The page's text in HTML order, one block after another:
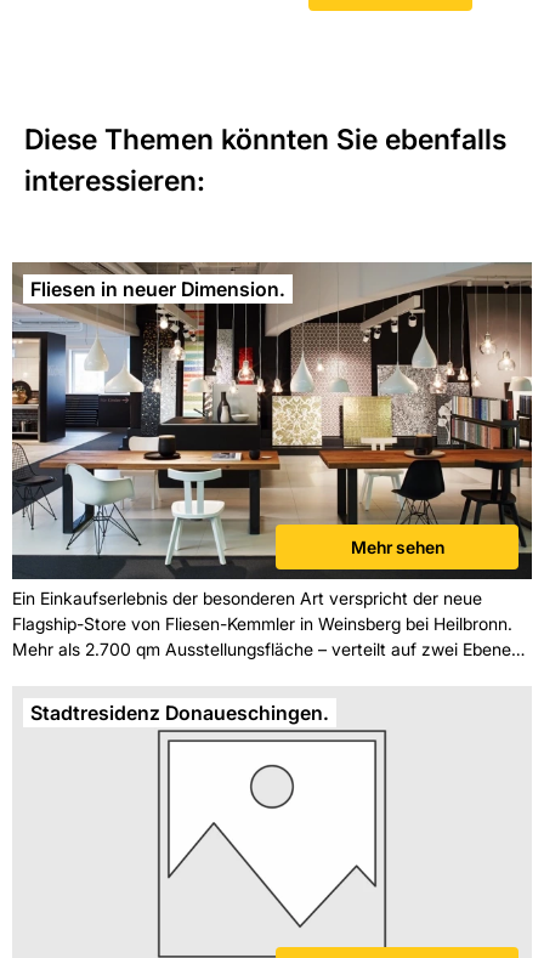
Diese Themen könnten Sie ebenfalls
interessieren:
Fliesen in neuer Dimension.
Mehr sehen
Ein Einkaufserlebnis der besonderen Art verspricht der neue
Flagship-Store von Fliesen-Kemmler in Weinsberg bei Heilbronn.
Mehr als 2.700 qm Ausstellungsfläche – verteilt auf zwei Ebenen
Stadtresidenz Donaueschingen.